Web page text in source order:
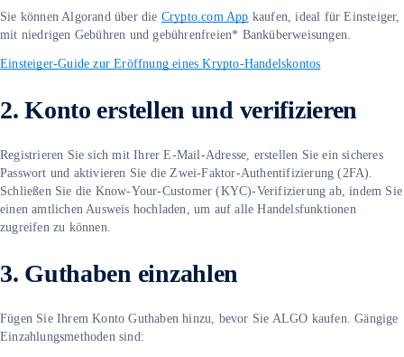
Sie können Algorand über die Crypto.com App kaufen, ideal für Einsteiger,
mit niedrigen Gebühren und gebührenfreien* Banküberweisungen.
Einsteiger-Guide zur Eröffnung eines Krypto-Handelskontos
2. Konto erstellen und verifizieren
Registrieren Sie sich mit Ihrer E-Mail-Adresse, erstellen Sie ein sicheres
Passwort und aktivieren Sie die Zwei-Faktor-Authentifizierung (2FA).
Schließen Sie die Know-Your-Customer (KYC)-Verifizierung ab, indem Sie
einen amtlichen Ausweis hochladen, um auf alle Handelsfunktionen
zugreifen zu können.
3. Guthaben einzahlen
Fügen Sie Ihrem Konto Guthaben hinzu, bevor Sie ALGO kaufen. Gängige
Einzahlungsmethoden sind: